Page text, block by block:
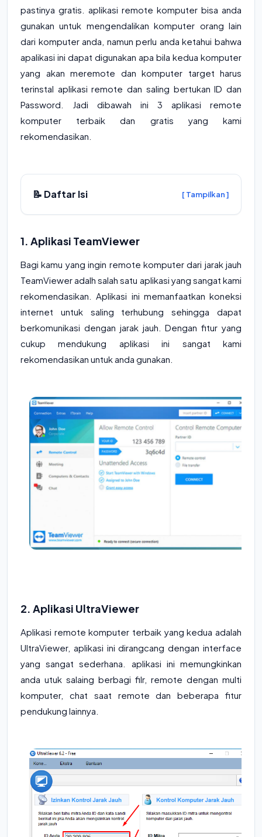
pastinya gratis. aplikasi remote komputer bisa anda
gunakan untuk mengendalikan komputer orang lain
dari komputer anda, namun perlu anda ketahui bahwa
apalikasi ini dapat digunakan apa bila kedua komputer
yang akan meremote dan komputer target harus
terinstal aplikasi remote dan saling bertukan ID dan
Password. Jadi dibawah ini 3 aplikasi remote
komputer terbaik dan gratis yang kami
rekomendasikan.
📝 Daftar Isi [ Tampilkan ]
1. Aplikasi TeamViewer
Bagi kamu yang ingin remote komputer dari jarak jauh
TeamViewer adalh salah satu aplikasi yang sangat kami
rekomendasikan. Aplikasi ini memanfaatkan koneksi
internet untuk saling terhubung sehingga dapat
berkomunikasi dengan jarak jauh. Dengan fitur yang
cukup mendukung aplikasi ini sangat kami
rekomendasikan untuk anda gunakan.
2. Aplikasi UltraViewer
Aplikasi remote komputer terbaik yang kedua adalah
UltraViewer, aplikasi ini dirangcang dengan interface
yang sangat sederhana. aplikasi ini memungkinkan
anda utuk salaing berbagi filr, remote dengan multi
komputer, chat saat remote dan beberapa fitur
pendukung lainnya.